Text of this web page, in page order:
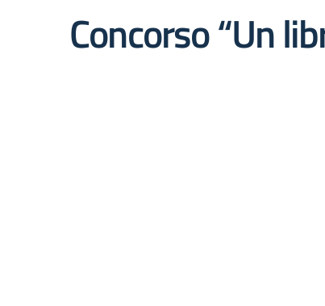
Concorso “Un